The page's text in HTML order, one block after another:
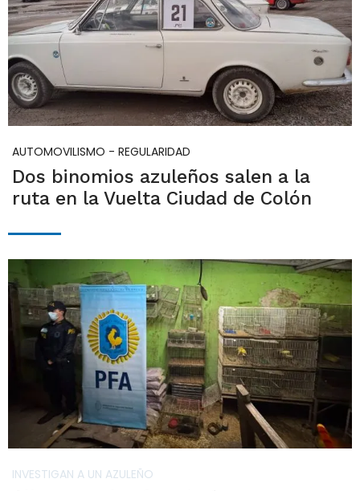
AUTOMOVILISMO - REGULARIDAD
Dos binomios azuleños salen a la
ruta en la Vuelta Ciudad de Colón
INVESTIGAN A UN AZULEÑO